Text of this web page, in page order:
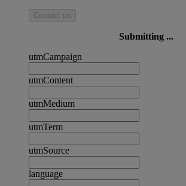
Contact us
Submitting ...
utmCampaign
utmContent
utmMedium
utmTerm
utmSource
language